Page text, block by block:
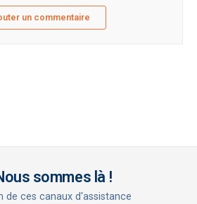
un commentaire
sommes là !
de ces canaux d'assistance